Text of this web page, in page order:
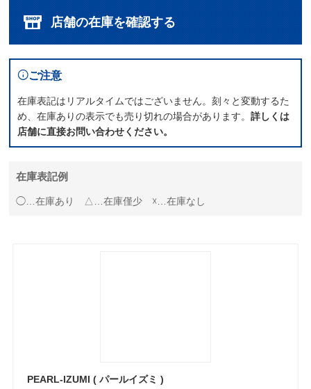
店舗の在庫を確認する
ご注意
在庫表記はリアルタイムではございません。刻々と変動するた
め、在庫ありの表示でも売り切れの場合があります。詳しくは
店舗に直接お問い合わせください。
在庫表記例
◯…在庫あり △…在庫僅少 ☓…在庫なし
PEARL-IZUMI ( パールイズミ )